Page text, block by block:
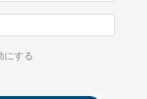
にする